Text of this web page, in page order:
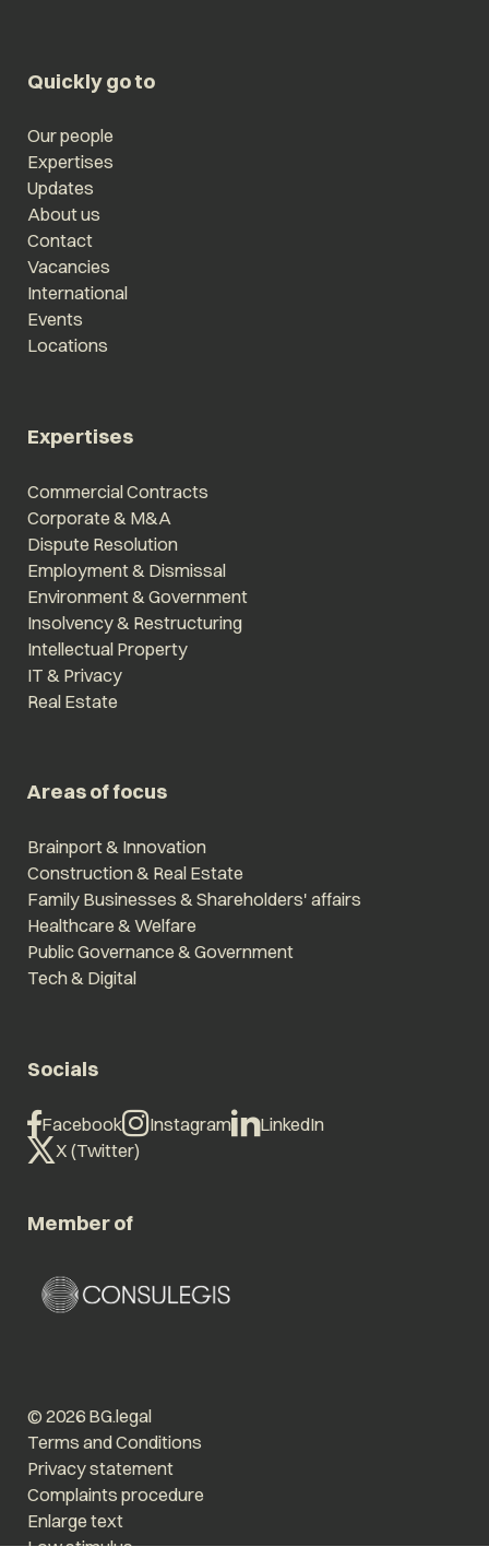
Quickly go to
Our people
Expertises
Updates
About us
Contact
Vacancies
International
Events
Locations
Expertises
Commercial Contracts
Corporate & M&A
Dispute Resolution
Employment & Dismissal
Environment & Government
Insolvency & Restructuring
Intellectual Property
IT & Privacy
Real Estate
Areas of focus
Brainport & Innovation
Construction & Real Estate
Family Businesses & Shareholders' affairs
Healthcare & Welfare
Public Governance & Government
Tech & Digital
Socials
Facebook Instagram
LinkedIn
X (Twitter)
Member of
© 2026 BG.legal
Terms and Conditions
Privacy statement
Complaints procedure
Enlarge text